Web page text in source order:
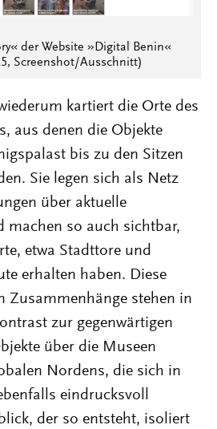
der Website »Digital Benin«
Screenshot/Ausschnitt)
kartiert die Orte des
aus denen die Objekte
bis zu den Sitzen
Sie legen sich als Netz
über aktuelle
machen so auch sichtbar,
etwa Stadttore und
erhalten haben. Diese
Zusammenhänge stehen in
zur gegenwärtigen
über die Museen
Nordens, die sich in
eindrucksvoll
der so entsteht, isoliert